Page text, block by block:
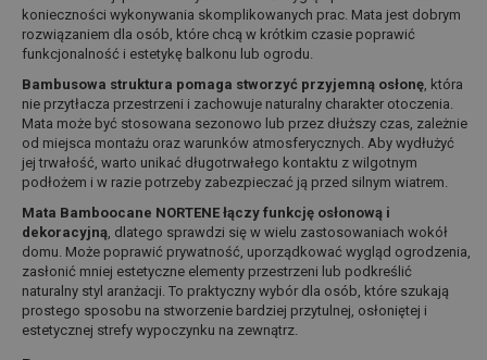
konieczności wykonywania skomplikowanych prac. Mata jest dobrym
rozwiązaniem dla osób, które chcą w krótkim czasie poprawić
funkcjonalność i estetykę balkonu lub ogrodu.
Bambusowa struktura pomaga stworzyć przyjemną osłonę , która
nie przytłacza przestrzeni i zachowuje naturalny charakter otoczenia.
Mata może być stosowana sezonowo lub przez dłuższy czas, zależnie
od miejsca montażu oraz warunków atmosferycznych. Aby wydłużyć
jej trwałość, warto unikać długotrwałego kontaktu z wilgotnym
podłożem i w razie potrzeby zabezpieczać ją przed silnym wiatrem.
Mata Bamboocane NORTENE łączy funkcję osłonową i
dekoracyjną , dlatego sprawdzi się w wielu zastosowaniach wokół
domu. Może poprawić prywatność, uporządkować wygląd ogrodzenia,
zasłonić mniej estetyczne elementy przestrzeni lub podkreślić
naturalny styl aranżacji. To praktyczny wybór dla osób, które szukają
prostego sposobu na stworzenie bardziej przytulnej, osłoniętej i
estetycznej strefy wypoczynku na zewnątrz.